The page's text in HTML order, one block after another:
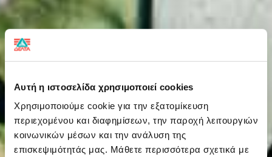
Αυτή η ιστοσελίδα χρησιμοποιεί cookies
Χρησιμοποιούμε cookie για την εξατομίκευση
περιεχομένου και διαφημίσεων, την παροχή λειτουργιών
κοινωνικών μέσων και την ανάλυση της
επισκεψιμότητάς μας. Μάθετε περισσότερα σχετικά με